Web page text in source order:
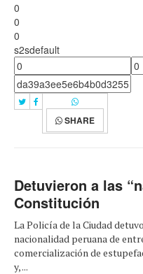
0
0
0
s2sdefault
SHARE
Detuvieron a las
Constitución
La Policía de la Ciudad
nacionalidad peruana de
comercialización de
y, ...